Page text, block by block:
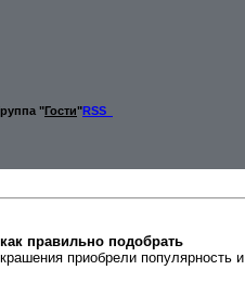
"Гости"RSS
как правильно подобрать
приобрели популярность и